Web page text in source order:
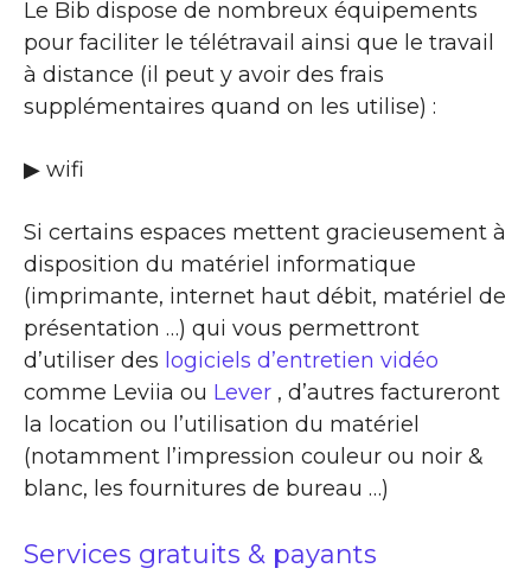
Le Bib dispose de nombreux équipements
pour faciliter le télétravail ainsi que le travail
à distance (il peut y avoir des frais
supplémentaires quand on les utilise) :
▶ wifi
Si certains espaces mettent gracieusement à
disposition du matériel informatique
(imprimante, internet haut débit, matériel de
présentation …) qui vous permettront
d’utiliser des logiciels d’entretien vidéo
comme Leviia ou Lever , d’autres factureront
la location ou l’utilisation du matériel
(notamment l’impression couleur ou noir &
blanc, les fournitures de bureau …)
Services gratuits & payants